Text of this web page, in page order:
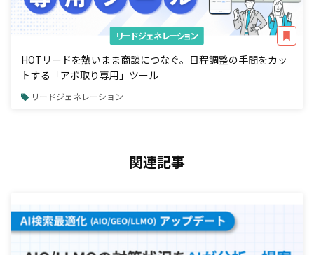
リードジェネレーション
HOTリードを熱いまま商談につなぐ。日程調整の手間をカッ
トする「アポ取り専用」ツール
リードジェネレーション
関連記事